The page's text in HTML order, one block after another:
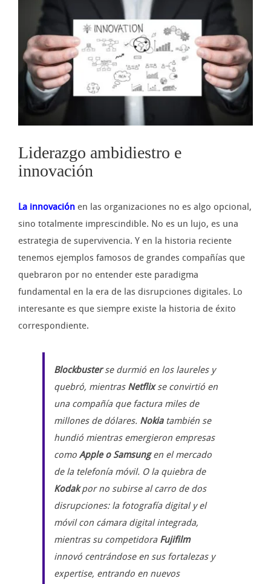
grande
Liderazgo ambidiestro e
innovación
La innovación en las organizaciones no es algo opcional,
sino totalmente imprescindible. No es un lujo, es una
estrategia de supervivencia. Y en la historia reciente
tenemos ejemplos famosos de grandes compañías que
quebraron por no entender este paradigma
fundamental en la era de las disrupciones digitales. Lo
interesante es que siempre existe la historia de éxito
correspondiente.
Blockbusterse durmió en los laureles y
quebró, mientras Netflixse convirtió en
una compañía que factura miles de
millones de dólares. Nokiatambién se
hundió mientras emergieron empresas
como Apple o Samsungen el mercado
de la telefonía móvil. O la quiebra de
Kodakpor no subirse al carro de dos
disrupciones: la fotografía digital y el
móvil con cámara digital integrada,
mientras su competidora Fujifilm
innovó centrándose en sus fortalezas y
expertise, entrando en nuevos